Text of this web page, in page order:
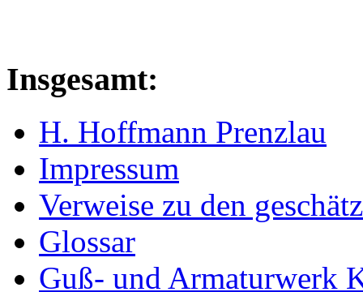
Insgesamt:
H. Hoffmann Prenzlau
Impressum
Verweise zu den
Glossar
Guß- und Armaturwerk